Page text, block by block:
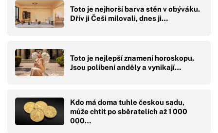
Toto je nejhorší barva stěn v obýváku.
Dřív ji Češi milovali, dnes ji…
Toto je nejlepší znamení horoskopu.
Jsou políbení anděly a vynikají…
Kdo má doma tuhle českou sadu,
může chtít po sběratelích až 1 000
000…